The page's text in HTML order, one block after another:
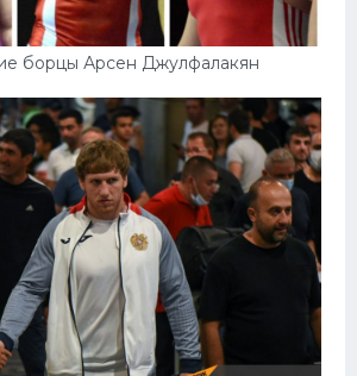
борцы Арсен Джулфалакян